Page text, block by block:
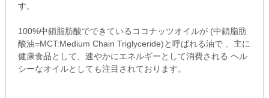
す。
100%中鎖脂肪酸でできているココナッツオイルが (中鎖脂肪
酸油=MCT:Medium Chain Triglyceride)と呼ばれる油で 、主に
健康食品として、速やかにエネルギーとして消費される ヘル
シーなオイルとしても注目されております。